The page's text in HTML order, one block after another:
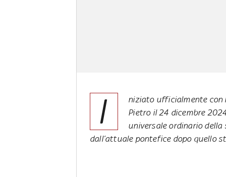
I
niziato ufficialmente con
Pietro il 24 dicembre
universale ordinario della
dall’attuale pontefice dopo quello